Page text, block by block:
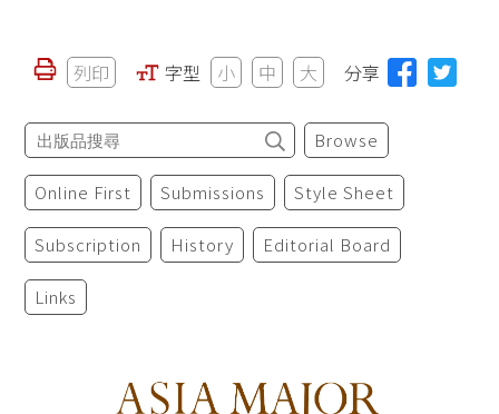
列印 字型 小 中 大 分享
Browse
Online First Submissions Style Sheet
Subscription History Editorial Board
Links